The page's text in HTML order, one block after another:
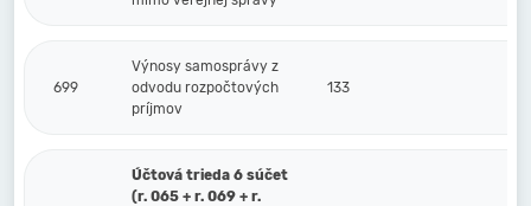
699
Výnosy samosprávy z
odvodu rozpočtových
príjmov
133
Účtová trieda 6 súčet
(r. 065 + r. 069 + r.